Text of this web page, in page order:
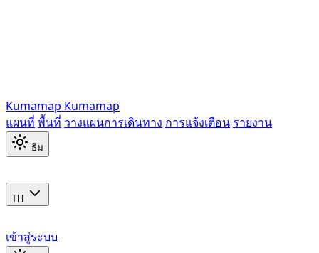
Kumamap Kumamap
แผนที่ พื้นที่ วางแผนการเดินทาง การแจ้งเตือน รายงาน
ธีม
TH
เข้าสู่ระบบ